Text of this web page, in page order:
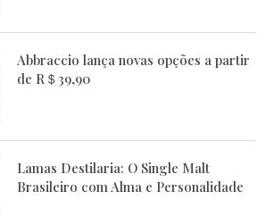
Abbraccio lança novas opções a partir
de R＄39,90
Lamas Destilaria: O Single Malt
Brasileiro com Alma e Personalidade